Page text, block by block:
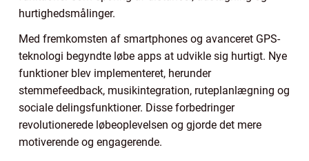
hurtighedsmålinger.
Med fremkomsten af smartphones og avanceret GPS-
teknologi begyndte løbe apps at udvikle sig hurtigt. Nye
funktioner blev implementeret, herunder
stemmefeedback, musikintegration, ruteplanlægning og
sociale delingsfunktioner. Disse forbedringer
revolutionerede løbeoplevelsen og gjorde det mere
motiverende og engagerende.